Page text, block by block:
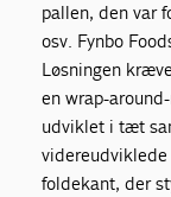
pallen, den var
osv. Fynbo
Løsningen
en wrap-
udviklet i tæt
foldekant, der